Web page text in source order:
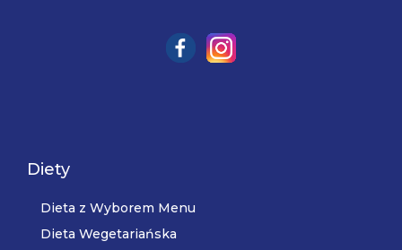
Diety
Dieta z Wyborem Menu
Dieta Wegetariańska